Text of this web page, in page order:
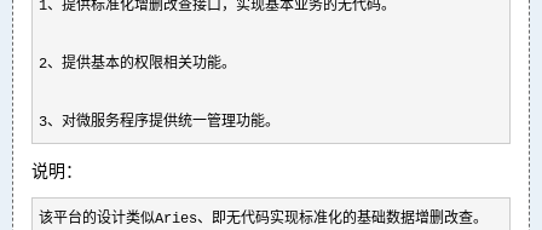
1、提供标准化增删改查接口，实现基本业务的无代码。
2、提供基本的权限相关功能。
3、对微服务程序提供统一管理功能。
说明：
该平台的设计类似Aries、即无代码实现标准化的基础数据增删改查。